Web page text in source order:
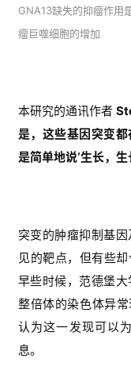
GNA13缺失的抑瘤作用
瘤巨噬细胞的增加
本研究的通讯作者
是，这些基因突变
是简单地说‘生长，生
突变的肿瘤抑制基
见的靶点，但有些
早些时候，范德堡
整倍体的染色体异
认为这一发现可以
息。